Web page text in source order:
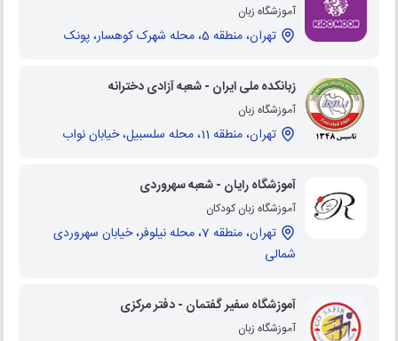
آموزشگاه زبان
تهران، منطقه 5، محله شهرک کوهسار، پونک
زبانکده ملی ایران - شعبه آزادی دخترانه
آموزشگاه زبان
تهران، منطقه 11، محله سلسبیل، خیابان نواب
آموزشگاه رایان - شعبه سهروردی
آموزشگاه زبان کودکان
تهران، منطقه 7، محله نیلوفر، خیابان سهروردی
شمالی
آموزشگاه سفیر گفتمان - دفتر مرکزی
آموزشگاه زبان